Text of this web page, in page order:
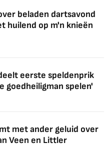
beladen dartsavond
huilend op m'n knieën
eerste speldenprik
goedheiligman spelen'
met ander geluid over
Veen en Littler